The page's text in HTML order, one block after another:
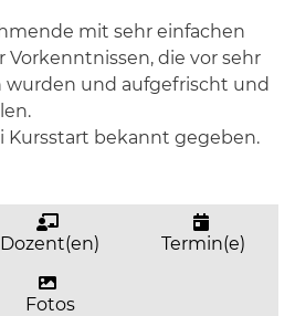
mit sehr einfachen
Vorkenntnissen, die vor sehr
wurden und aufgefrischt und
Kursstart bekannt gegeben.
Dozent(en) Termin(e)
Fotos